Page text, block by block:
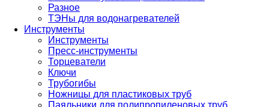
Разное
ТЭНы для водонагревателей
Инструменты
Инструменты
Пресс-инструменты
Торцеватели
Ключи
Трубогибы
Ножницы для пластиковых труб